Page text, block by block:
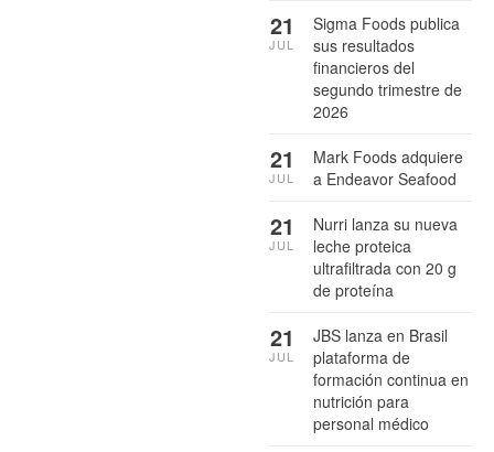
Sigma Foods publica
sus resultados
financieros del
segundo trimestre de
2026
21
JUL
Mark Foods adquiere
a Endeavor Seafood
21
JUL
Nurri lanza su nueva
leche proteica
ultrafiltrada con 20 g
de proteína
21
JUL
JBS lanza en Brasil
plataforma de
formación continua en
nutrición para
personal médico
21
JUL